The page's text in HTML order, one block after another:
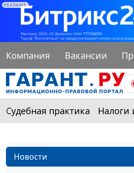
РЕКЛАМА
Компания Вакансии
Судебная практика Налоги
Новости